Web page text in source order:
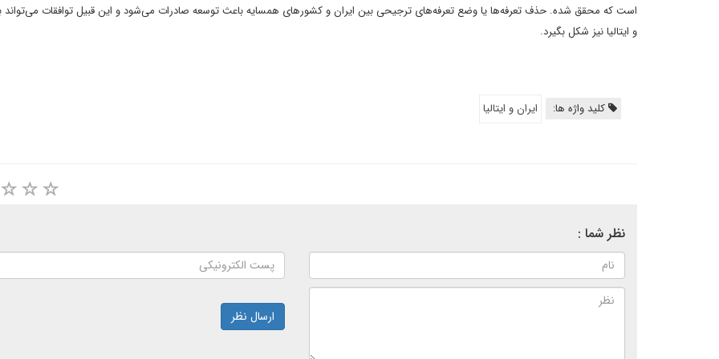
است که محقق شده. حذف تعرفه‌ها یا وضع تعرفه‌های ترجیحی بین ایران و کشورهای همسایه باعث توسعه صادرات می‌شود و این قبیل توافقات می‌تواند
و ایتالیا نیز شکل بگیرد.
کلید واژه ها: ایران و ایتالیا
نظر شما :
ارسال نظر